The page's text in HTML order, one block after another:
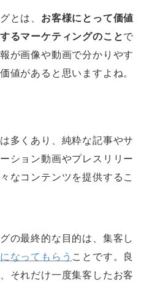
とは、 お客様にとって価値
るマーケティングのことで
が画像や動画で分かりやす
値があると思いますよね。
多くあり、純粋な記事やサ
ション動画やプレスリリー
なコンテンツを提供するこ
の最終的な目的は、集客し
なってもらう ことです。良
それだけ一度集客したお客